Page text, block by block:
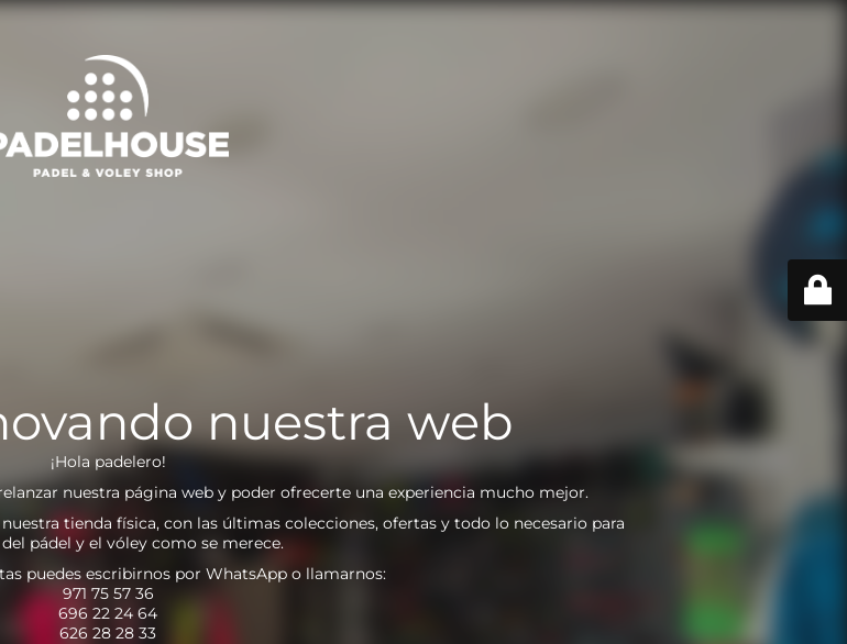
nuestra web
¡Hola padelero!
nuestra página web y poder ofrecerte una experiencia mucho mejor.
tienda física, con las últimas colecciones, ofertas y todo lo necesario para
pádel y el vóley como se merece.
puedes escribirnos por WhatsApp o llamarnos:
971 75 57 36
696 22 24 64
626 28 28 33